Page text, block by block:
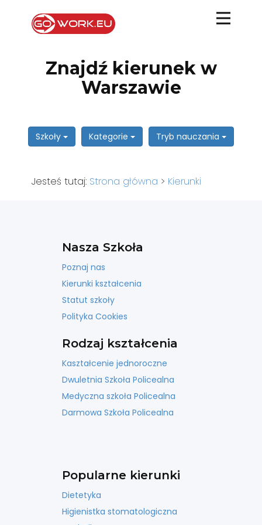
Znajdź kierunek w
Warszawie
Szkoły Kategorie Tryb nauczania
Jesteś tutaj: Strona główna > Kierunki
Nasza Szkoła
Poznaj nas
Kierunki kształcenia
Statut szkoły
Polityka Cookies
Rodzaj kształcenia
Kaształcenie jednoroczne
Dwuletnia Szkoła Policealna
Medyczna szkoła Policealna
Darmowa Szkoła Policealna
Popularne kierunki
Dietetyka
Higienistka stomatologiczna